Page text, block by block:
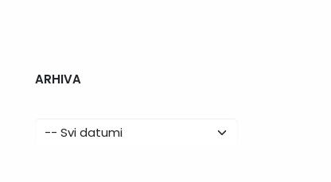
ARHIVA